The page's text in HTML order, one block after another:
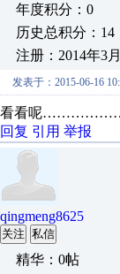
年度积分：0
历史总积分：14
注册：2014年3
发表于：2015-06-16
看看呢
回复 引用 举报
qingmeng8625
关注 私信
精华：0帖